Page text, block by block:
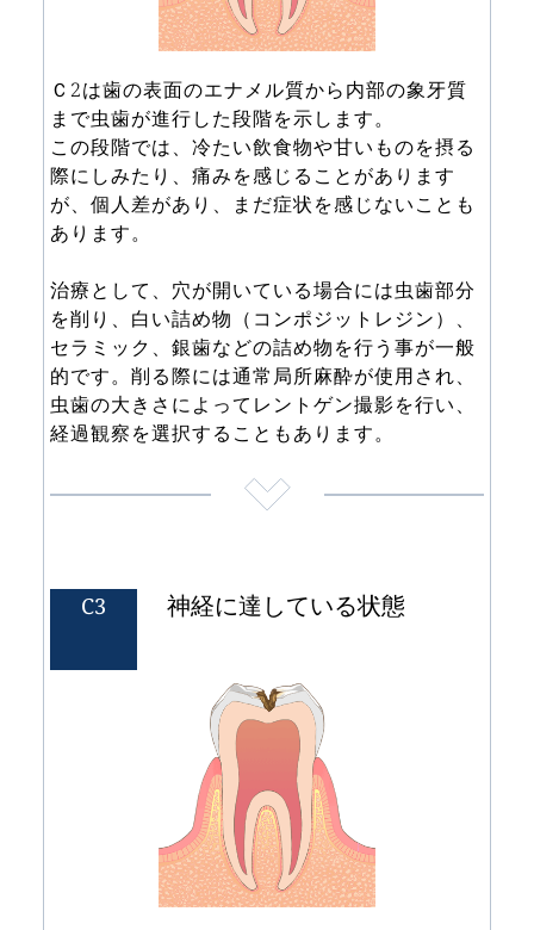
Ｃ2は歯の表面のエナメル質から内部の象牙質
まで虫歯が進行した段階を示します。
この段階では、冷たい飲食物や甘いものを摂る
際にしみたり、痛みを感じることがあります
が、個人差があり、まだ症状を感じないことも
あります。
治療として、穴が開いている場合には虫歯部分
を削り、白い詰め物（コンポジットレジン）、
セラミック、銀歯などの詰め物を行う事が一般
的です。削る際には通常局所麻酔が使用され、
虫歯の大きさによってレントゲン撮影を行い、
経過観察を選択することもあります。
C3 神経に達している状態